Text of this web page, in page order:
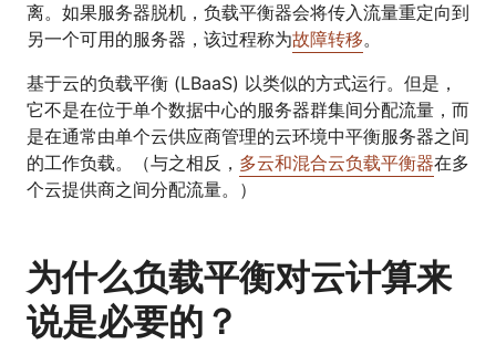
离。如果服务器脱机，负载平衡器会将传入流量重定向到
另一个可用的服务器，该过程称为故障转移。
基于云的负载平衡 (LBaaS) 以类似的方式运行。但是，
它不是在位于单个数据中心的服务器群集间分配流量，而
是在通常由单个云供应商管理的云环境中平衡服务器之间
的工作负载。（与之相反， 多云和混合云负载平衡器在多
个云提供商之间分配流量。）
为什么负载平衡对云计算来
说是必要的？